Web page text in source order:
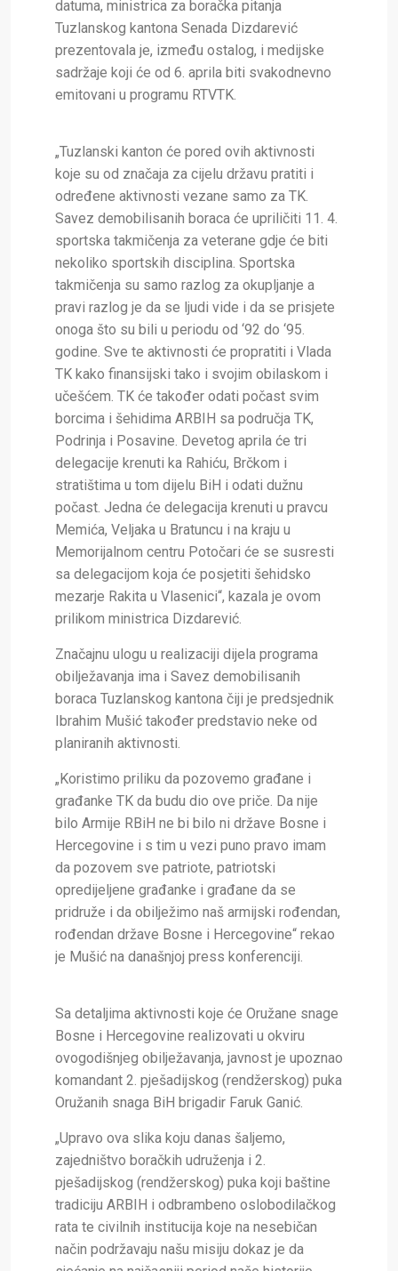
datuma, ministrica za boračka pitanja
Tuzlanskog kantona Senada Dizdarević
prezentovala je, između ostalog, i medijske
sadržaje koji će od 6. aprila biti svakodnevno
emitovani u programu RTVTK.
„Tuzlanski kanton će pored ovih aktivnosti
koje su od značaja za cijelu državu pratiti i
određene aktivnosti vezane samo za TK.
Savez demobilisanih boraca će upriličiti 11. 4.
sportska takmičenja za veterane gdje će biti
nekoliko sportskih disciplina. Sportska
takmičenja su samo razlog za okupljanje a
pravi razlog je da se ljudi vide i da se prisjete
onoga što su bili u periodu od ‘92 do ‘95.
godine. Sve te aktivnosti će propratiti i Vlada
TK kako finansijski tako i svojim obilaskom i
učešćem. TK će također odati počast svim
borcima i šehidima ARBIH sa područja TK,
Podrinja i Posavine. Devetog aprila će tri
delegacije krenuti ka Rahiću, Brčkom i
stratištima u tom dijelu BiH i odati dužnu
počast. Jedna će delegacija krenuti u pravcu
Memića, Veljaka u Bratuncu i na kraju u
Memorijalnom centru Potočari će se susresti
sa delegacijom koja će posjetiti šehidsko
mezarje Rakita u Vlasenici“, kazala je ovom
prilikom ministrica Dizdarević.
Značajnu ulogu u realizaciji dijela programa
obilježavanja ima i Savez demobilisanih
boraca Tuzlanskog kantona čiji je predsjednik
Ibrahim Mušić također predstavio neke od
planiranih aktivnosti.
„Koristimo priliku da pozovemo građane i
građanke TK da budu dio ove priče. Da nije
bilo Armije RBiH ne bi bilo ni države Bosne i
Hercegovine i s tim u vezi puno pravo imam
da pozovem sve patriote, patriotski
opredijeljene građanke i građane da se
pridruže i da obilježimo naš armijski rođendan,
rođendan države Bosne i Hercegovine“ rekao
je Mušić na današnjoj press konferenciji.
Sa detaljima aktivnosti koje će Oružane snage
Bosne i Hercegovine realizovati u okviru
ovogodišnjeg obilježavanja, javnost je upoznao
komandant 2. pješadijskog (rendžerskog) puka
Oružanih snaga BiH brigadir Faruk Ganić.
„Upravo ova slika koju danas šaljemo,
zajedništvo boračkih udruženja i 2.
pješadijskog (rendžerskog) puka koji baštine
tradiciju ARBIH i odbrambeno oslobodilačkog
rata te civilnih institucija koje na nesebičan
način podržavaju našu misiju dokaz je da